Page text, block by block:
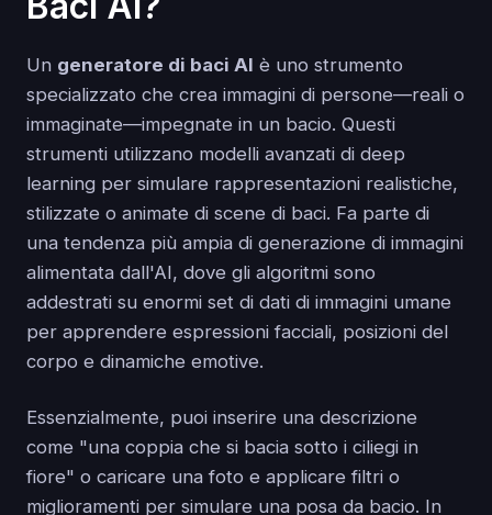
Un generatore di baci AI è uno strumento
specializzato che crea immagini di persone—reali o
immaginate—impegnate in un bacio. Questi
strumenti utilizzano modelli avanzati di deep
learning per simulare rappresentazioni realistiche,
stilizzate o animate di scene di baci. Fa parte di
una tendenza più ampia di generazione di immagini
alimentata dall'AI, dove gli algoritmi sono
addestrati su enormi set di dati di immagini umane
per apprendere espressioni facciali, posizioni del
corpo e dinamiche emotive.
Essenzialmente, puoi inserire una descrizione
come "una coppia che si bacia sotto i ciliegi in
fiore" o caricare una foto e applicare filtri o
miglioramenti per simulare una posa da bacio. In